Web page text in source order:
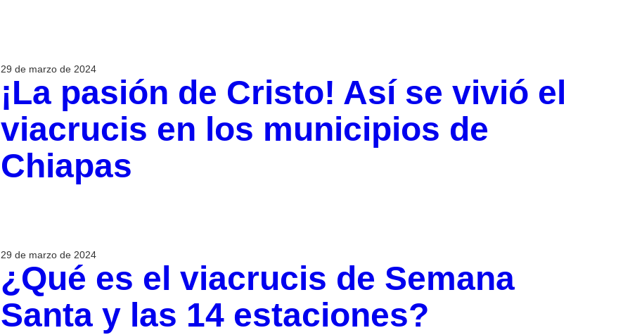
29 de marzo de 2024
¡La pasión de Cristo! Así se vivió el
viacrucis en los municipios de
Chiapas
29 de marzo de 2024
¿Qué es el viacrucis de Semana
Santa y las 14 estaciones?